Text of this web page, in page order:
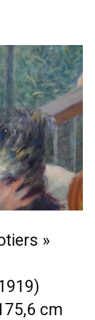
»
cm